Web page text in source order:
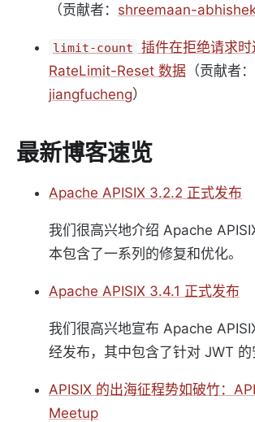
（贡献者： shreemaan-
limit-count
插件在拒绝请求
RateLimit-Reset 数据 （贡献者：
jiangfucheng）
最新博客速览
Apache APISIX 3.2.2 正式发布
我们很高兴地介绍 Apache
本包含了一系列的修复和优化。
Apache APISIX 3.4.1 正式发布
我们很高兴地宣布 Apache
经发布，其中包含了针对 JWT 的
APISIX 的出海征程势如破竹：
Meetup